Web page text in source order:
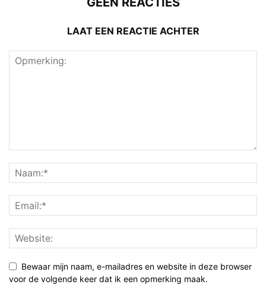
LAAT EEN REACTIE ACHTER
Bewaar mijn naam, e-mailadres en website in deze browser
voor de volgende keer dat ik een opmerking maak.